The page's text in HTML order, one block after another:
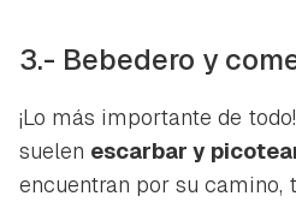
3.- Bebedero y
¡Lo más importante de
suelen escarbar y
encuentran por su camino,